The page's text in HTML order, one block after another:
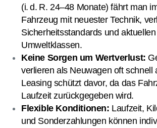
(i. d. R. 24–48 Monate) fährt man
Fahrzeug mit neuester Technik,
Sicherheitsstandards und aktuellen
Umweltklassen.
Keine Sorgen um Wertverlust:
verlieren als Neuwagen oft schnell
Leasing schützt davor, da das
Laufzeit zurückgegeben wird.
Flexible Konditionen: Laufzeit,
und Sonderzahlungen können